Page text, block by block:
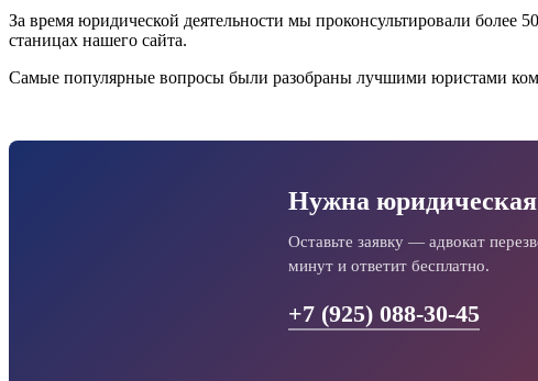
За время юридической деятельности мы проконсультировали
станицах нашего сайта.
Самые популярные вопросы были разобраны лучшими юристами
Нужна
Оставьте заявку — адвокат
минут и ответит бесплатно.
+7 (925) 088-30-45